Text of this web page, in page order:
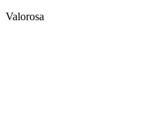
Valorosa